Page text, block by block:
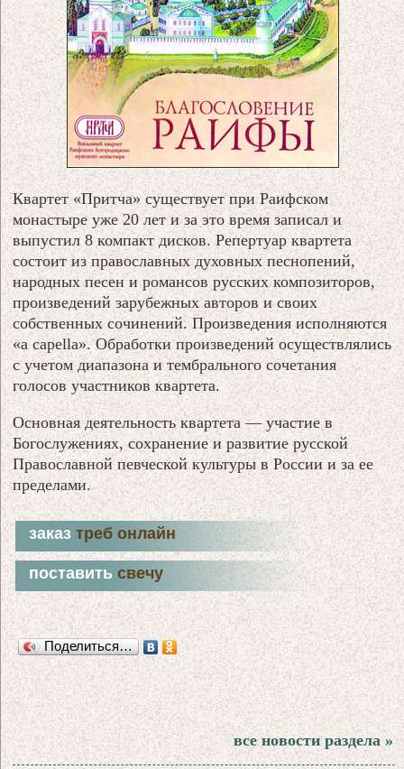
Квартет «Притча» существует при Раифском
монастыре уже 20 лет и за это время записал и
выпустил 8 компакт дисков. Репертуар квартета
состоит из православных духовных песнопений,
народных песен и романсов русских композиторов,
произведений зарубежных авторов и своих
собственных сочинений. Произведения исполняются
«a capella». Обработки произведений осуществлялись
с учетом диапазона и тембрального сочетания
голосов участников квартета.
Основная деятельность квартета — участие в
Богослужениях, сохранение и развитие русской
Православной певческой культуры в России и за ее
пределами.
заказтреб онлайн
поставитьсвечу
Поделиться…
все новости раздела »